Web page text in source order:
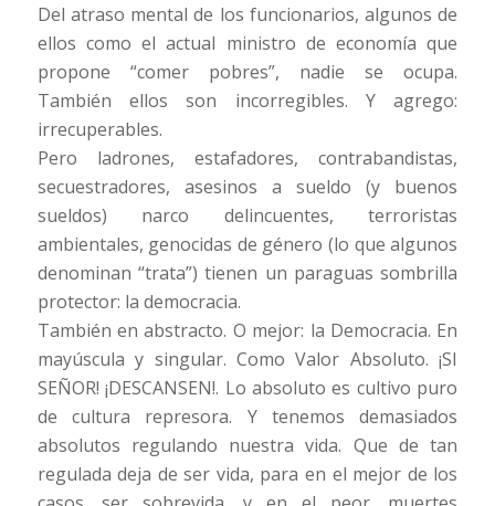
Del atraso mental de los funcionarios, algunos de
ellos como el actual ministro de economía que
propone “comer pobres”, nadie se ocupa.
También ellos son incorregibles. Y agrego:
irrecuperables.
Pero ladrones, estafadores, contrabandistas,
secuestradores, asesinos a sueldo (y buenos
sueldos) narco delincuentes, terroristas
ambientales, genocidas de género (lo que algunos
denominan “trata”) tienen un paraguas sombrilla
protector: la democracia.
También en abstracto. O mejor: la Democracia. En
mayúscula y singular. Como Valor Absoluto. ¡SI
SEÑOR! ¡DESCANSEN!. Lo absoluto es cultivo puro
de cultura represora. Y tenemos demasiados
absolutos regulando nuestra vida. Que de tan
regulada deja de ser vida, para en el mejor de los